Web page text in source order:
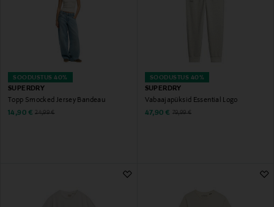
SOODUSTUS 40%
SUPERDRY
Topp Smocked Jersey Bandeau
Discounted Price
14,90 € Original Price
24,99 €
SOODUSTUS 40%
SUPERDRY
Vabaajapüksid Essential Logo
Discounted Price
47,90 € Original Price
79,99 €